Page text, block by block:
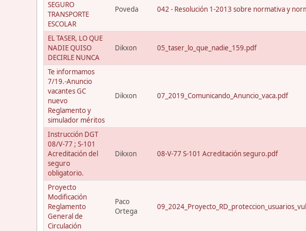
SEGURO
TRANSPORTE
ESCOLAR
Poveda 042 - Resolución 1-2013 sobre normativa y
EL TASER, LO QUE
NADIE QUISO
DECIRLE NUNCA
Dikxon 05_taser_lo_que_nadie_159.pdf
Te informamos
7/19.-Anuncio
vacantes GC
nuevo
Reglamento y
simulador méritos
Dikxon 07_2019_Comunicando_Anuncio_vaca.pdf
Instrucción DGT
08/V-77 ; S-101
Acreditación del
seguro
obligatorio.
Dikxon 08-V-77 S-101 Acreditación seguro.pdf
Proyecto
Modificación
Reglamento
General de
Circulación
Paco
Ortega